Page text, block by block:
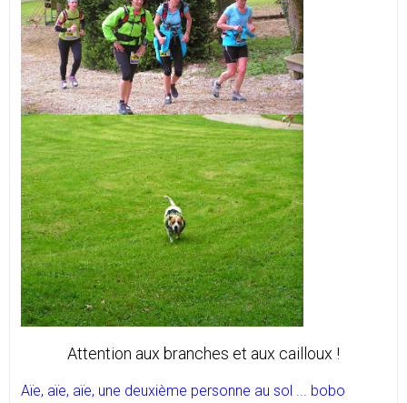
Attention aux branches et aux cailloux !
Aïe, aïe, aïe, une deuxième personne au sol ... bobo